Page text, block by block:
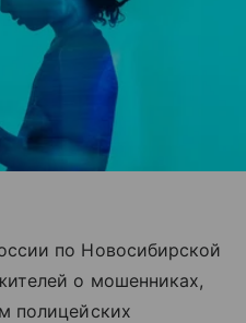
по Новосибирской
о мошенниках,
полицейских